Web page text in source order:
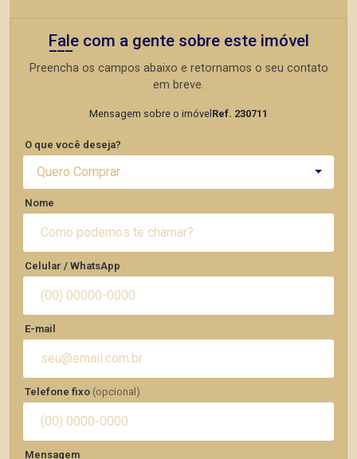
Fale com a gente sobre este imóvel
Preencha os campos abaixo e retornamos o seu contato
em breve.
Mensagem sobre o imóvel Ref. 230711
O que você deseja?
Quero Comprar
Nome
Celular / WhatsApp
E-mail
Telefone fixo (opcional)
Mensagem